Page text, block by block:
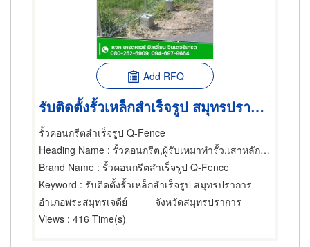
Add RFQ
รับติดตั้งรั้วเหล็กสำเร็จรูป สมุทรปราการ
รั้วคอนกรีตสำเร็จรูป Q-Fence
Heading Name : รั้วคอนกรีต,ผู้รับเหมาทำรั้ว,เสาหลักใช้ทำรั้ว
Brand Name : รั้วคอนกรีตสำเร็จรูป Q-Fence
Keyword : รับติดตั้งรั้วเหล็กสำเร็จรูป สมุทรปราการ
อำเภอพระสมุทรเจดีย์
จังหวัดสมุทรปราการ
Views : 416 Time(s)